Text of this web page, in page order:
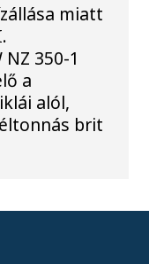
miatt
350-1
a
alól,
brit